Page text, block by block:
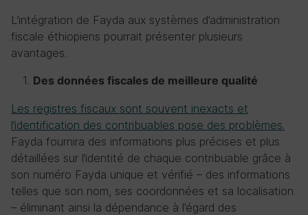
L’intégration de Fayda aux systèmes d’administration
fiscale éthiopiens pourrait présenter plusieurs
avantages.
Des données fiscales de meilleure qualité
Les registres fiscaux sont souvent inexacts et
l’identification des contribuables pose des problèmes.
Fayda fournira des informations plus précises et plus
détaillées sur l’identité de chaque contribuable grâce à
son numéro Fayda unique et vérifié – des informations
telles que son nom, ses coordonnées et sa localisation
– éliminant ainsi la dépendance à l’égard des